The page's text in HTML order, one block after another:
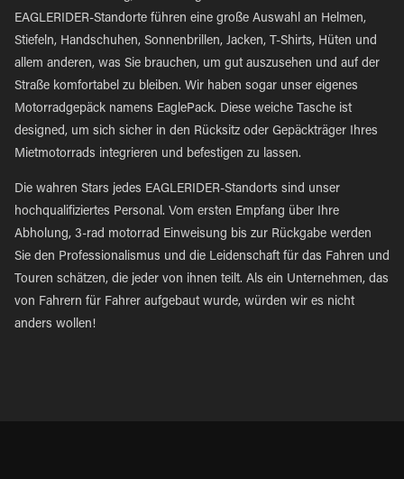
EAGLERIDER-Standorte führen eine große Auswahl an Helmen,
Stiefeln, Handschuhen, Sonnenbrillen, Jacken, T-Shirts, Hüten und
allem anderen, was Sie brauchen, um gut auszusehen und auf der
Straße komfortabel zu bleiben. Wir haben sogar unser eigenes
Motorradgepäck namens EaglePack. Diese weiche Tasche ist
designed, um sich sicher in den Rücksitz oder Gepäckträger Ihres
Mietmotorrads integrieren und befestigen zu lassen.
Die wahren Stars jedes EAGLERIDER-Standorts sind unser
hochqualifiziertes Personal. Vom ersten Empfang über Ihre
Abholung, 3-rad motorrad Einweisung bis zur Rückgabe werden
Sie den Professionalismus und die Leidenschaft für das Fahren und
Touren schätzen, die jeder von ihnen teilt. Als ein Unternehmen, das
von Fahrern für Fahrer aufgebaut wurde, würden wir es nicht
anders wollen!